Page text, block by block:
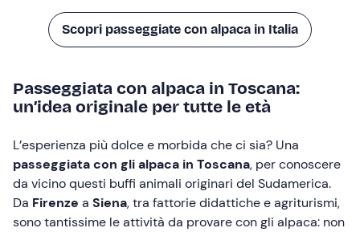
Scopri passeggiate con alpaca in Italia
Passeggiata con alpaca in Toscana:
un’idea originale per tutte le età
L’esperienza più dolce e morbida che ci sia? Una
passeggiata con gli alpaca in Toscana, per conoscere
da vicino questi buffi animali originari del Sudamerica.
Da Firenze a Siena, tra fattorie didattiche e agriturismi,
sono tantissime le attività da provare con gli alpaca: non